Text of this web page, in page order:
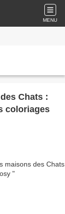
MENU
Chats :
coloriages